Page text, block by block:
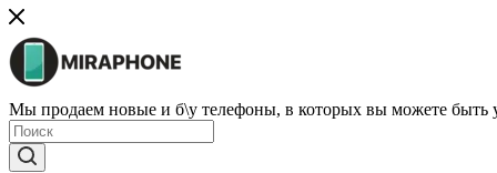
Мы продаем новые и б\у телефоны, в которых вы можете быть